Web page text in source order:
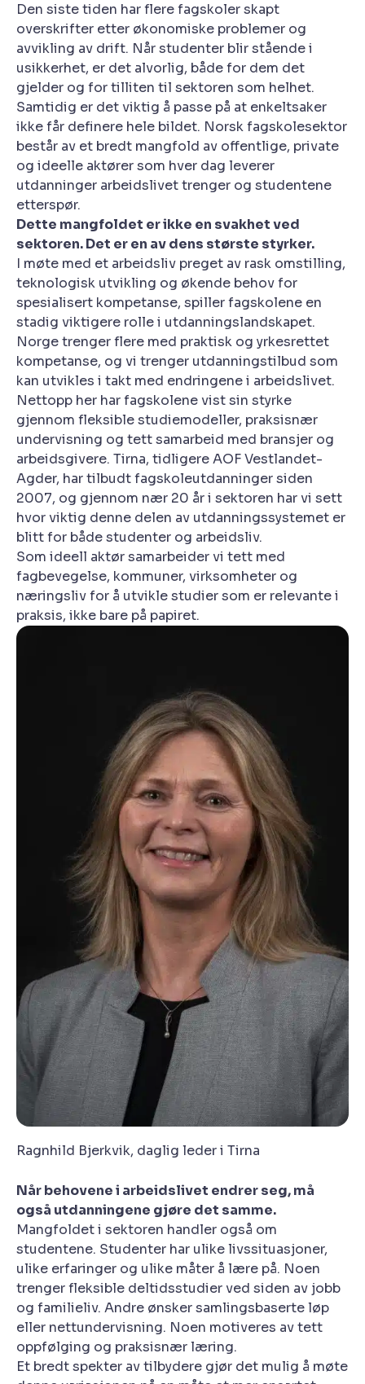
Den siste tiden har flere fagskoler skapt
overskrifter etter økonomiske problemer og
avvikling av drift. Når studenter blir stående i
usikkerhet, er det alvorlig, både for dem det
gjelder og for tilliten til sektoren som helhet.
Samtidig er det viktig å passe på at enkeltsaker
ikke får definere hele bildet. Norsk fagskolesektor
består av et bredt mangfold av offentlige, private
og ideelle aktører som hver dag leverer
utdanninger arbeidslivet trenger og studentene
etterspør.
Dette mangfoldet er ikke en svakhet ved
sektoren. Det er en av dens største styrker.
I møte med et arbeidsliv preget av rask omstilling,
teknologisk utvikling og økende behov for
spesialisert kompetanse, spiller fagskolene en
stadig viktigere rolle i utdanningslandskapet.
Norge trenger flere med praktisk og yrkesrettet
kompetanse, og vi trenger utdanningstilbud som
kan utvikles i takt med endringene i arbeidslivet.
Nettopp her har fagskolene vist sin styrke
gjennom fleksible studiemodeller, praksisnær
undervisning og tett samarbeid med bransjer og
arbeidsgivere. Tirna, tidligere AOF Vestlandet-
Agder, har tilbudt fagskoleutdanninger siden
2007, og gjennom nær 20 år i sektoren har vi sett
hvor viktig denne delen av utdanningssystemet er
blitt for både studenter og arbeidsliv.
Som ideell aktør samarbeider vi tett med
fagbevegelse, kommuner, virksomheter og
næringsliv for å utvikle studier som er relevante i
praksis, ikke bare på papiret.
Ragnhild Bjerkvik, daglig leder i Tirna
Når behovene i arbeidslivet endrer seg, må
også utdanningene gjøre det samme.
Mangfoldet i sektoren handler også om
studentene. Studenter har ulike livssituasjoner,
ulike erfaringer og ulike måter å lære på. Noen
trenger fleksible deltidsstudier ved siden av jobb
og familieliv. Andre ønsker samlingsbaserte løp
eller nettundervisning. Noen motiveres av tett
oppfølging og praksisnær læring.
Et bredt spekter av tilbydere gjør det mulig å møte